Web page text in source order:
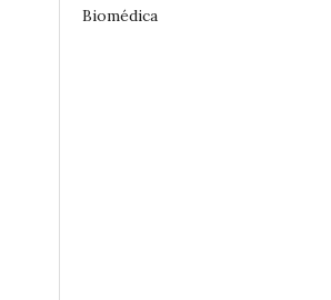
Biomédica